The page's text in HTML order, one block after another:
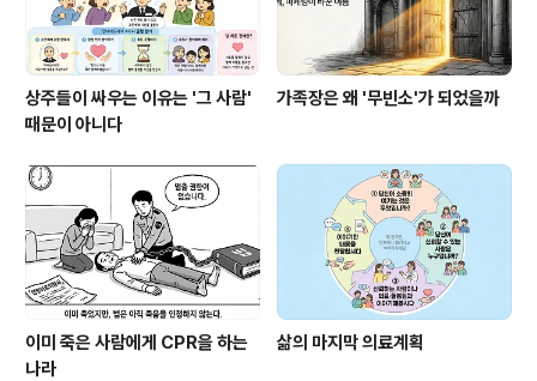
상주들이 싸우는 이유는 '그 사람'
때문이 아니다
가족장은 왜 '무빈소'가 되었을까
이미 죽은 사람에게 CPR을 하는
나라
삶의 마지막 의료계획